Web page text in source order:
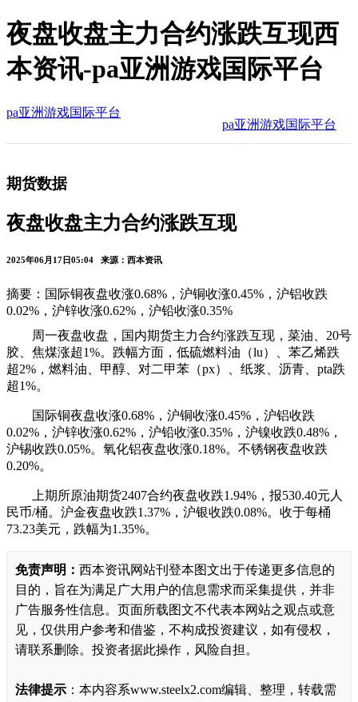
夜盘收盘主力合约涨跌互现西
本资讯-pa亚洲游戏国际平台
pa亚洲游戏国际平台
pa亚洲游戏国际平台
期货数据
夜盘收盘主力合约涨跌互现
2025年06月17日05:04 来源：西本资讯
摘要：国际铜夜盘收涨0.68%，沪铜收涨0.45%，沪铝收跌
0.02%，沪锌收涨0.62%，沪铅收涨0.35%
周一夜盘收盘，国内期货主力合约涨跌互现，菜油、20号
胶、焦煤涨超1%。跌幅方面，低硫燃料油（lu）、苯乙烯跌
超2%，燃料油、甲醇、对二甲苯（px）、纸浆、沥青、pta跌
超1%。
国际铜夜盘收涨0.68%，沪铜收涨0.45%，沪铝收跌
0.02%，沪锌收涨0.62%，沪铅收涨0.35%，沪镍收跌0.48%，
沪锡收跌0.05%。氧化铝夜盘收涨0.18%。不锈钢夜盘收跌
0.20%。
上期所原油期货2407合约夜盘收跌1.94%，报530.40元人
民币/桶。沪金夜盘收跌1.37%，沪银收跌0.08%。收于每桶
73.23美元，跌幅为1.35%。
免责声明： 西本资讯网站刊登本图文出于传递更多信息的
目的，旨在为满足广大用户的信息需求而采集提供，并非
广告服务性信息。页面所载图文不代表本网站之观点或意
见，仅供用户参考和借鉴，不构成投资建议，如有侵权，
请联系删除。投资者据此操作，风险自担。
法律提示 ：本内容系www.steelx2.com编辑、整理，转载需